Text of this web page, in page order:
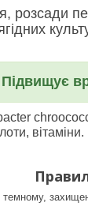
розсади
Підвищує
вітаміни.